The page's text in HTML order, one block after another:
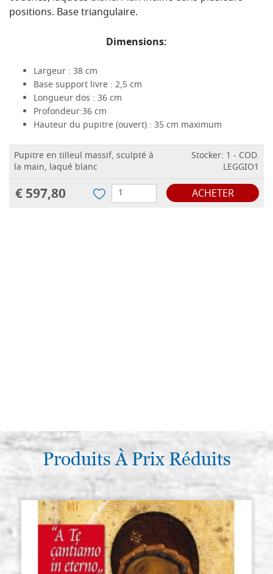
positions. Base triangulaire.
Dimensions:
Largeur : 38 cm
Base support livre : 2,5 cm
Longueur dos : 36 cm
Profondeur:36 cm
Hauteur du pupitre (ouvert) : 35 cm maximum
Pupitre en tilleul massif, sculpté à
la main, laqué blanc
Stocker: 1 - COD.
LEGGIO1
€ 597,80 ACHETER
Produits À Prix Réduits